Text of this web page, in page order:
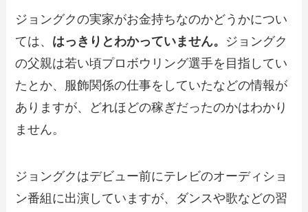
ジョングクの実家がお金持ちなのかどうかについ
ては、 はっきりとわかっていません。 ジョングク
の父親は若い頃プロボウリング選手を目指してい
たとか、服飾関係の仕事をしていたなどの情報が
ありますが、どれほどの稼ぎだったのかはわかり
ません。
ジョングクはデビュー前にテレビのオーディショ
ン番組に出演していますが、ダンスや歌などの習